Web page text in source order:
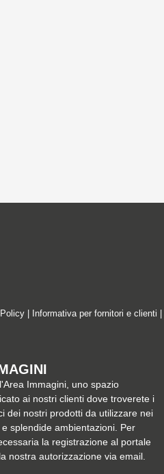
| Informativa per fornitori e clienti
Immagini, uno spazio
ai nostri clienti dove troverete i
dei nostri prodotti da utilizzare nei
splendide ambientazioni. Per
la registrazione al portale
nostra autorizzazione via email.